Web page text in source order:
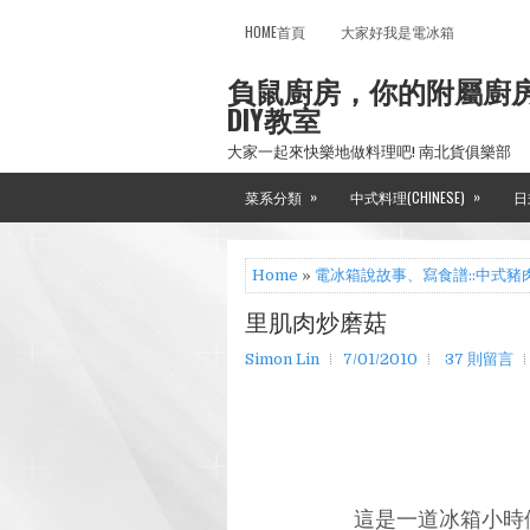
HOME首頁 大家好我是電冰箱
負鼠廚房，你的附屬廚
DIY教室
大家一起來快樂地做料理吧! 南北貨俱樂部
菜系分類 » 中式料理(CHINESE) »
Home » 電冰箱說故事、寫食譜::中式豬
里肌肉炒磨菇
Simon Lin 7/01/2010 37 則留言
這是一道冰箱小